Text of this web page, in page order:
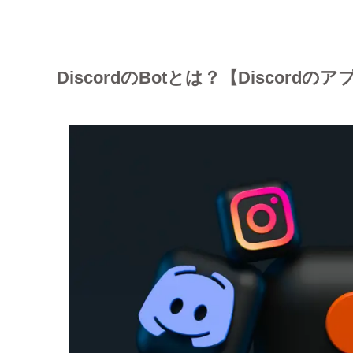
DiscordのBotとは？【Discordのア